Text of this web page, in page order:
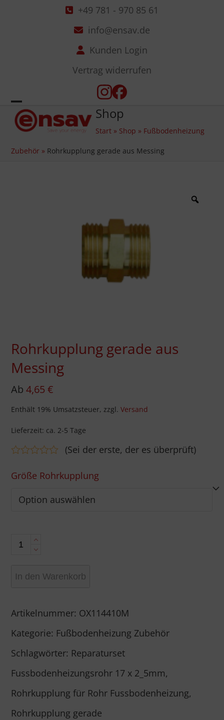
+49 781 - 970 85 61
info@ensav.de
Kunden Login
Vertrag widerrufen
InstagramFacebook
Open
mobile
menu
Close
mobile
menu
Shop
Start » Shop » Fußbodenheizung
Zubehör » Rohrkupplung gerade aus Messing
Rohrkupplung gerade aus
Messing
Ab 4,65€
Enthält 19% Umsatzsteuer, zzgl.Versand
Lieferzeit: ca. 2-5 Tage
mit
0
(Sei der erste, der es überprüft)
Größe Rohrkupplung
Rohrkupplung
aus
In den Warenkorb
Artikelnummer: OX114410M
Kategorie: Fußbodenheizung Zubehör
Schlagwörter: Reparaturset
Fussbodenheizungsrohr 17 x 2_5mm,
Rohrkupplung für Rohr Fussbodenheizung,
Rohrkupplung gerade